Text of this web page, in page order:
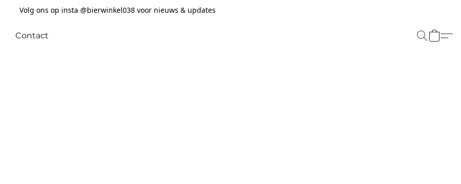
Volg ons op insta @bierwinkel038 voor nieuws & updates
Contact